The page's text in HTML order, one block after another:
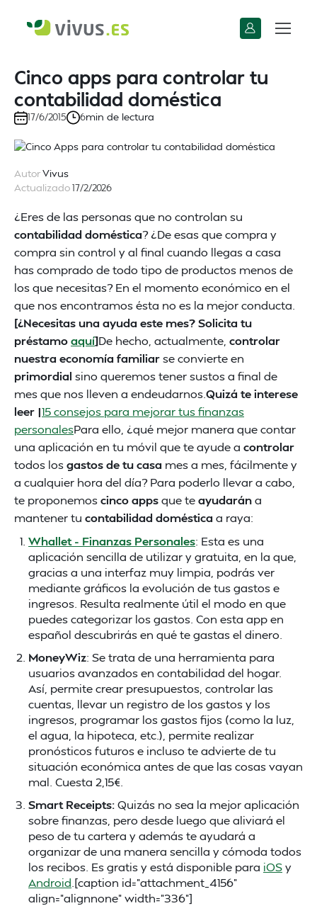
Cinco apps para controlar tu
contabilidad doméstica
17/6/2015 6min de lectura
AutorVivus
Actualizado17/2/2026
¿Eres de las personas que no controlan su
contabilidad doméstica? ¿De esas que compra y
compra sin control y al final cuando llegas a casa
has comprado de todo tipo de productos menos de
los que necesitas? En el momento económico en el
que nos encontramos ésta no es la mejor conducta.
[¿Necesitas una ayuda este mes? Solicita tu
préstamoaquí]De hecho, actualmente, controlar
nuestra economía familiarse convierte en
primordial sino queremos tener sustos a final de
mes que nos lleven a endeudarnos.Quizá te interese
leer |15 consejos para mejorar tus finanzas
personalesPara ello, ¿qué mejor manera que contar
una aplicación en tu móvil que te ayude a controlar
todos losgastos de tu casa mes a mes, fácilmente y
a cualquier hora del día? Para poderlo llevar a cabo,
te proponemoscinco appsque teayudarána
mantener tu contabilidad doméstica a raya:
Whallet - Finanzas Personales: Esta es una
aplicación sencilla de utilizar y gratuita, en la que,
gracias a una interfaz muy limpia, podrás ver
mediante gráficos la evolución de tus gastos e
ingresos. Resulta realmente útil el modo en que
puedes categorizar los gastos. Con esta app en
español descubrirás en qué te gastas el dinero.
MoneyWiz: Se trata de una herramienta para
usuarios avanzados en contabilidad del hogar.
Así, permite crear presupuestos, controlar las
cuentas, llevar un registro de los gastos y los
ingresos, programar los gastos fijos (como la luz,
el agua, la hipoteca, etc.), permite realizar
pronósticos futuros e incluso te advierte de tu
situación económica antes de que las cosas vayan
mal. Cuesta 2,15€.
Smart Receipts:Quizás no sea la mejor aplicación
sobre finanzas, pero desde luego que aliviará el
peso de tu cartera y además te ayudará a
organizar de una manera sencilla y cómoda todos
los recibos. Es gratis y está disponible para iOSy
Android .[caption id="attachment_4156"
align="alignnone" width="336"]